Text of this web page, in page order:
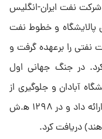
ه‍.ش (۱۹۰۹ م)، او با شرکت نفت ایران-انگلیس
پالایشگاه و خطوط نفت
نفتی را برعهده گرفت و
کرد. در جنگ جهانی اول
آبادان و جلوگیری از
نفوذ عثمانی‌ها، خدمات مهمی به بریتانیا ارائه داد و در ۱۲۹۸ ه‍.ش